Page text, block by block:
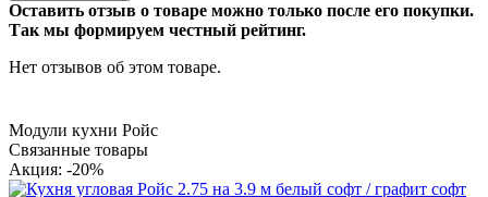
Оставить отзыв о товаре можно только после его покупки.
Так мы формируем честный рейтинг.
Нет отзывов об этом товаре.
Модули кухни Ройс
Связанные товары
Акция: -20%